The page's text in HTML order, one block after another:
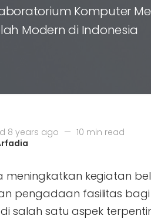
Komputer
Modern di Indonesia
8 years ago — 10 min read
meningkatkan kegiatan
pengadaan fasilitas
salah satu aspek